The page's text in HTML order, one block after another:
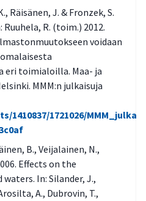
Räisänen, J. & Fronzek, S.
R. (toim.) 2012.
voidaan
eri toimialoilla. Maa- ja
MMM:n julkaisuja
1721026/
B., Veijalainen, N.,
Effects on the
In: Silander, J.,
A., Dubrovin, T.,